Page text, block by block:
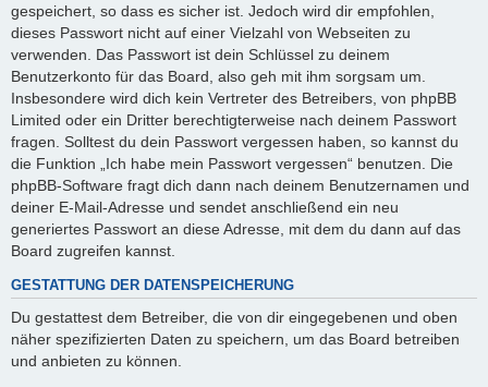
gespeichert, so dass es sicher ist. Jedoch wird dir empfohlen,
dieses Passwort nicht auf einer Vielzahl von Webseiten zu
verwenden. Das Passwort ist dein Schlüssel zu deinem
Benutzerkonto für das Board, also geh mit ihm sorgsam um.
Insbesondere wird dich kein Vertreter des Betreibers, von phpBB
Limited oder ein Dritter berechtigterweise nach deinem Passwort
fragen. Solltest du dein Passwort vergessen haben, so kannst du
die Funktion „Ich habe mein Passwort vergessen“ benutzen. Die
phpBB-Software fragt dich dann nach deinem Benutzernamen und
deiner E-Mail-Adresse und sendet anschließend ein neu
generiertes Passwort an diese Adresse, mit dem du dann auf das
Board zugreifen kannst.
GESTATTUNG DER DATENSPEICHERUNG
Du gestattest dem Betreiber, die von dir eingegebenen und oben
näher spezifizierten Daten zu speichern, um das Board betreiben
und anbieten zu können.